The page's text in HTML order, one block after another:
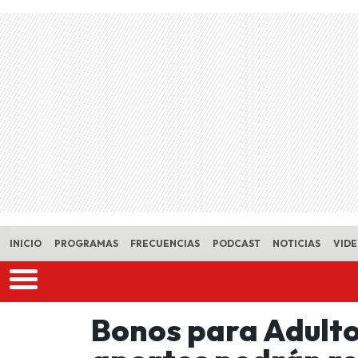
Skip to main content
INICIO PROGRAMAS FRECUENCIAS PODCAST NOTICIAS
Bonos para